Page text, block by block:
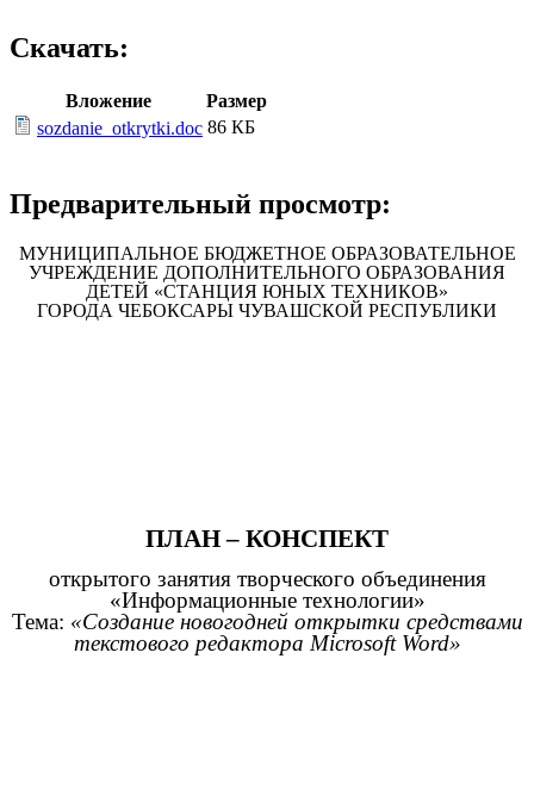
Скачать:
Вложение
Размер
sozdanie_otkrytki.doc 86 КБ
Предварительный просмотр:
МУНИЦИПАЛЬНОЕ БЮДЖЕТНОЕ ОБРАЗОВАТЕЛЬНОЕ
УЧРЕЖДЕНИЕ ДОПОЛНИТЕЛЬНОГО ОБРАЗОВАНИЯ
ДЕТЕЙ «СТАНЦИЯ ЮНЫХ ТЕХНИКОВ»
ГОРОДА ЧЕБОКСАРЫ ЧУВАШСКОЙ РЕСПУБЛИКИ
ПЛАН – КОНСПЕКТ
открытого занятия творческого объединения
«Информационные технологии»
Тема: «Создание новогодней открытки средствами
текстового редактора Microsoft Word»